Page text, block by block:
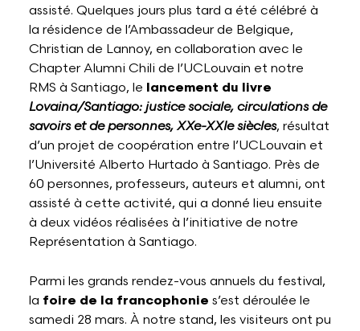
assisté. Quelques jours plus tard a été célébré à
la résidence de l’Ambassadeur de Belgique,
Christian de Lannoy, en collaboration avec le
Chapter Alumni Chili de l’UCLouvain et notre
RMS à Santiago, le lancement du livre
Lovaina/Santiago: justice sociale, circulations de
savoirs et de personnes, XXe-XXIe siècles, résultat
d’un projet de coopération entre l’UCLouvain et
l’Université Alberto Hurtado à Santiago. Près de
60 personnes, professeurs, auteurs et alumni, ont
assisté à cette activité, qui a donné lieu ensuite
à deux vidéos réalisées à l’initiative de notre
Représentation à Santiago.
Parmi les grands rendez-vous annuels du festival,
la foire de la francophonie s’est déroulée le
samedi 28 mars. À notre stand, les visiteurs ont pu